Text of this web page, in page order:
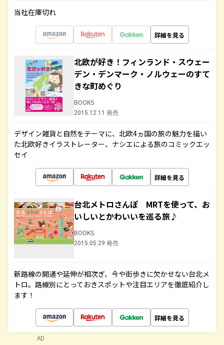
当社在庫切れ
詳細を見る
北欧が好き！フィンランド・スウェー
デン・デンマーク・ノルウェーのすて
きな町めぐり
BOOKS
2015.12.11 発売
デザイン雑貨と自然をテーマに、北欧4ヵ国の旅の魅力を描い
た北欧好きイラストレーター、ナシエによる旅のコミックエッ
セイ
詳細を見る
台北メトロさんぽ MRTを使って、お
いしいとかわいいを巡る旅♪
BOOKS
2015.05.29 発売
新路線の開通や延伸が相次ぎ、今や街歩きに欠かせない台北メ
トロ。路線別にとっておきスポットや注目エリアを徹底紹介し
ます！
詳細を見る
AD